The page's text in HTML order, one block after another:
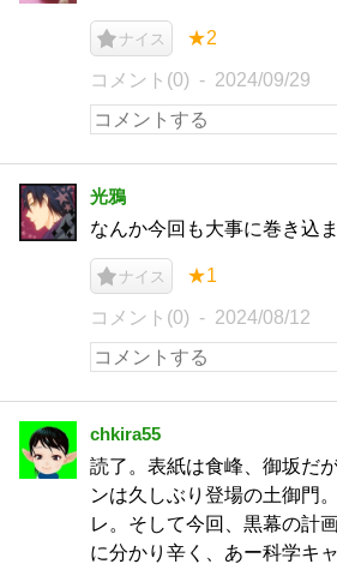
ナイス ★2
コメント(0) 2024/09/29
光鴉
なんか今回も大事に巻き込
ナイス ★1
コメント(0) 2024/08/12
chkira55
読了。表紙は食峰、御坂だ
ンは久しぶり登場の土御門
レ。そして今回、黒幕の計
に分かり辛く、あー科学キ